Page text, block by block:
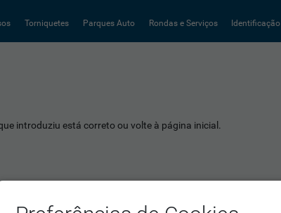
Torniquetes Parques Auto Rondas e Serviços Identificação
introduziu está correto ou volte à página inicial.